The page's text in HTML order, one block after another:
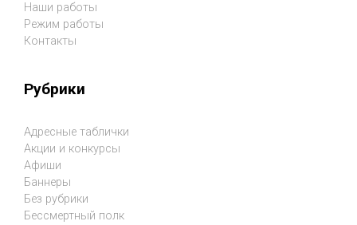
Наши работы
Режим работы
Контакты
Рубрики
Адресные таблички
Акции и конкурсы
Афиши
Баннеры
Без рубрики
Бессмертный полк